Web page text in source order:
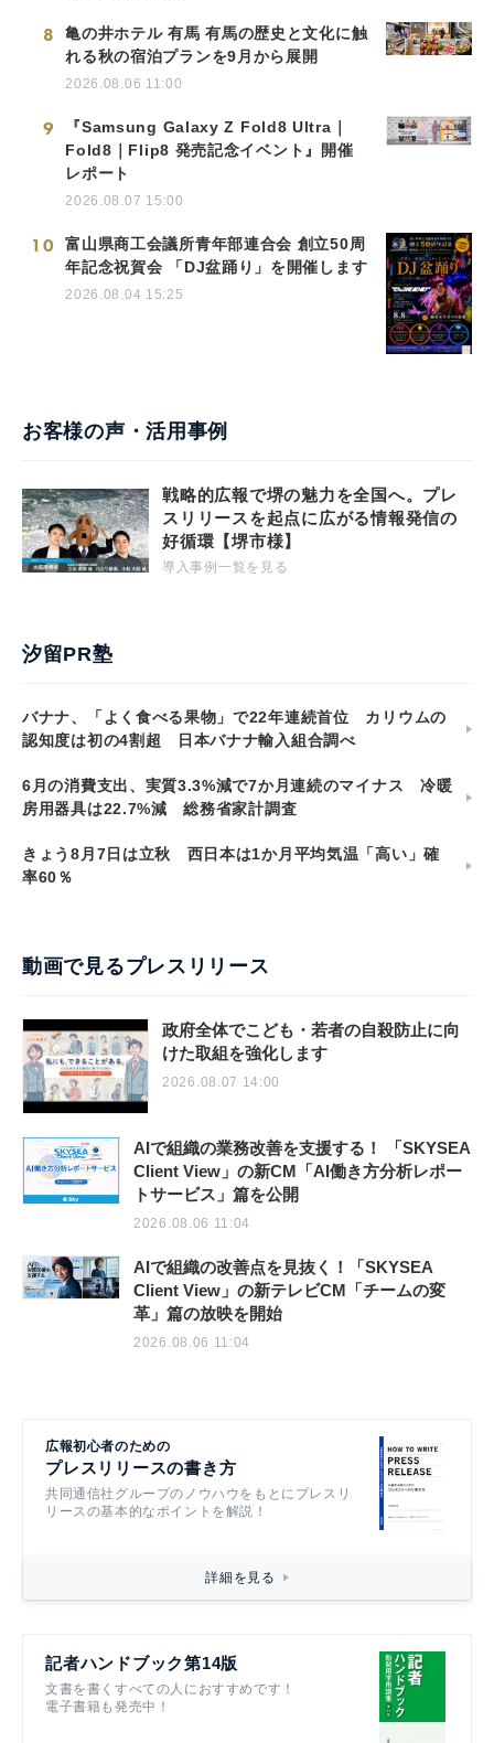
8
亀の井ホテル 有馬 有馬の歴史と文化に触
れる秋の宿泊プランを9月から展開
2026.08.06 11:00
9
『Samsung Galaxy Z Fold8 Ultra｜
Fold8｜Flip8 発売記念イベント』開催
レポート
2026.08.07 15:00
10
富山県商工会議所青年部連合会 創立50周
年記念祝賀会 「DJ盆踊り」を開催します
2026.08.04 15:25
お客様の声・活用事例
戦略的広報で堺の魅力を全国へ。プレ
スリリースを起点に広がる情報発信の
好循環【堺市様】
導入事例一覧を見る
汐留PR塾
バナナ、「よく食べる果物」で22年連続首位 カリウムの
認知度は初の4割超 日本バナナ輸入組合調べ
6月の消費支出、実質3.3%減で7か月連続のマイナス 冷暖
房用器具は22.7%減 総務省家計調査
きょう8月7日は立秋 西日本は1か月平均気温「高い」確
率60％
動画で見るプレスリリース
政府全体でこども・若者の自殺防止に向
けた取組を強化します
2026.08.07 14:00
AIで組織の業務改善を支援する！ 「SKYSEA
Client View」の新CM「AI働き方分析レポー
トサービス」篇を公開
2026.08.06 11:04
AIで組織の改善点を見抜く！「SKYSEA
Client View」の新テレビCM「チームの変
革」篇の放映を開始
2026.08.06 11:04
広報初心者のための
プレスリリースの書き方
共同通信社グループのノウハウをもとにプレスリ
リースの基本的なポイントを解説！
詳細を見る
記者ハンドブック第14版
文書を書くすべての人におすすめです！
電子書籍も発売中！